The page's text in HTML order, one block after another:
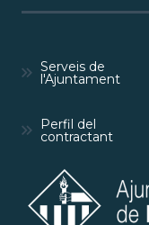
Serveis de
l'Ajuntament
Perfil del
contractant